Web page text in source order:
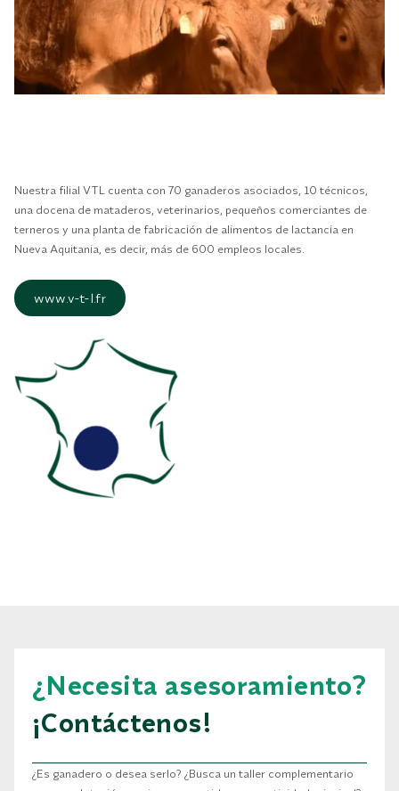
Nuestra filial VTL cuenta con 70 ganaderos asociados, 10 técnicos,
una docena de mataderos, veterinarios, pequeños comerciantes de
terneros y una planta de fabricación de alimentos de lactancia en
Nueva Aquitania, es decir, más de 600 empleos locales.
www.v-t-l.fr
¿Necesita asesoramiento?
¡Contáctenos!
¿Es ganadero o desea serlo? ¿Busca un taller complementario